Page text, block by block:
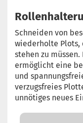
Schneiden von
wiederholte Plots,
stehen zu
ermöglicht eine
und
verzugsfreies
unnötiges neues